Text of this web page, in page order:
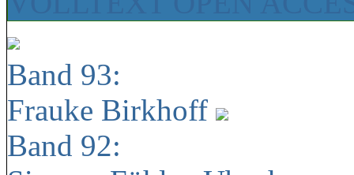
Band 93:
Frauke Birkhoff
Band 92: